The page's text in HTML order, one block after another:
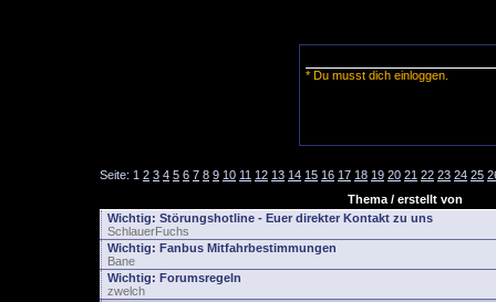
* Du musst dich einloggen.
Seite: 1 2 3 4 5 6 7 8 9 10 11 12 13 14 15 16 17 18 19 20 21 22 23 24 25
Thema / erstellt von
Wichtig: Störungshotline - Euer direkter Kontakt zu uns
SchlauerFuchs
Wichtig: Fanbus Mitfahrbestimmungen
Bane
Wichtig: Forumsregeln
zwelch